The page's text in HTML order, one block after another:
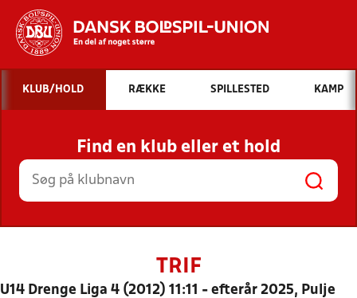
Hvad vil du søge efter?
INDHOLD OG NYHEDER
STILLINGER, RESULTATER, KLUBBER OG
HOLD
KLUB/HOLD RÆKKE SPILLESTED KAMP
Find en klub eller et hold
TRIF
U14 Drenge Liga 4 (2012) 11:11 - efterår 2025, Pulje